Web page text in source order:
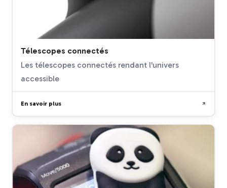
Télescopes connectés
Les télescopes connectés rendant l'univers
accessible
En savoir plus